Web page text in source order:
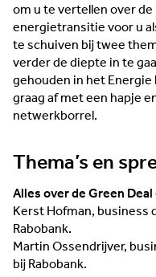
om u te vertellen over
energietransitie voor u
te schuiven bij twee
verder de diepte in te
gehouden in het
graag af met een hapje
netwerkborrel.
Thema’s en
Alles over de Green
Kerst Hofman, business
Rabobank.
Martin Ossendrijver,
bij Rabobank.